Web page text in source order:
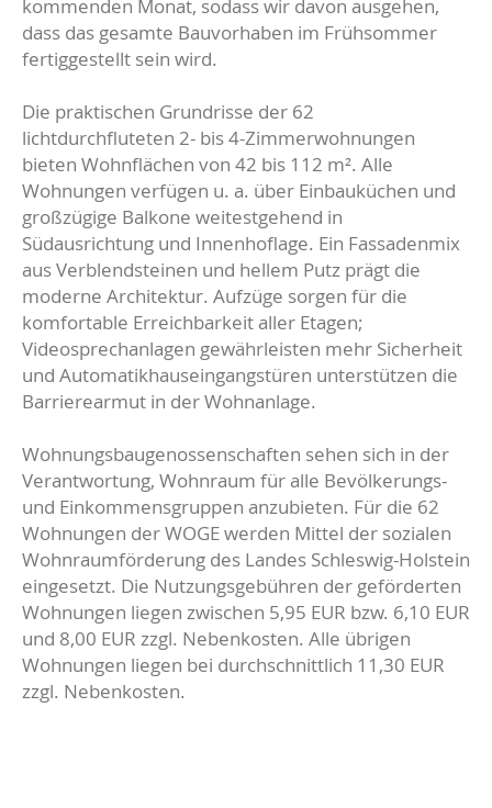
kommenden Monat, sodass wir davon ausgehen,
dass das gesamte Bauvorhaben im Frühsommer
fertiggestellt sein wird.
Die praktischen Grundrisse der 62
lichtdurchfluteten 2- bis 4-Zimmerwohnungen
bieten Wohnflächen von 42 bis 112 m². Alle
Wohnungen verfügen u. a. über Einbauküchen und
großzügige Balkone weitestgehend in
Südausrichtung und Innenhoflage. Ein Fassadenmix
aus Verblendsteinen und hellem Putz prägt die
moderne Architektur. Aufzüge sorgen für die
komfortable Erreichbarkeit aller Etagen;
Videosprechanlagen gewährleisten mehr Sicherheit
und Automatikhauseingangstüren unterstützen die
Barrierearmut in der Wohnanlage.
Wohnungsbaugenossenschaften sehen sich in der
Verantwortung, Wohnraum für alle Bevölkerungs-
und Einkommensgruppen anzubieten. Für die 62
Wohnungen der WOGE werden Mittel der sozialen
Wohnraumförderung des Landes Schleswig-Holstein
eingesetzt. Die Nutzungsgebühren der geförderten
Wohnungen liegen zwischen 5,95 EUR bzw. 6,10 EUR
und 8,00 EUR zzgl. Nebenkosten. Alle übrigen
Wohnungen liegen bei durchschnittlich 11,30 EUR
zzgl. Nebenkosten.